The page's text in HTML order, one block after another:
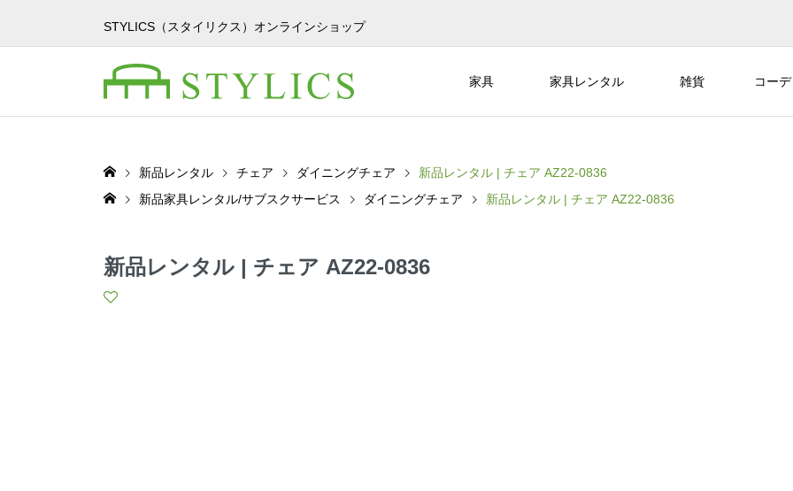
STYLICS（スタイリクス）オンラインショップ
家具 家具レンタル 雑貨 コー
新品レンタル チェア ダイニングチェア
新品レンタル | チェア AZ22-0836
新品家具レンタル/サブスクサービス
ダイニングチェア 新品レンタル | チェア AZ22-0836
新品レンタル | チェア AZ22-0836